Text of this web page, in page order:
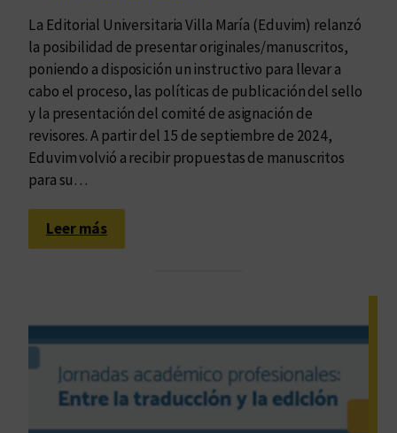
t
o
p
a
r
a
e
g
r
a
g
A
c
h
La Editorial Universitaria Villa María (Eduvim) relanzó
la posibilidad de presentar originales/manuscritos,
poniendo a disposición un instructivo para llevar a
cabo el proceso, las políticas de publicación del sello
y la presentación del comité de asignación de
revisores. A partir del 15 de septiembre de 2024,
Eduvim volvió a recibir propuestas de manuscritos
para su…
Leer más:
E
a
b